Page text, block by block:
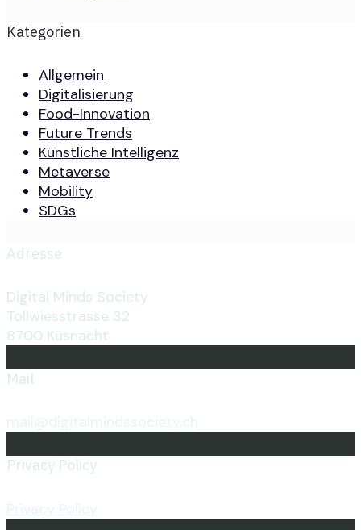
Kategorien
Allgemein
Digitalisierung
Food-Innovation
Future Trends
Künstliche Intelligenz
Metaverse
Mobility
SDGs
Adresse
Digital Minds Society
Tollwiesstrasse 32
8700 Küsnacht
Mail
Privacy Policy